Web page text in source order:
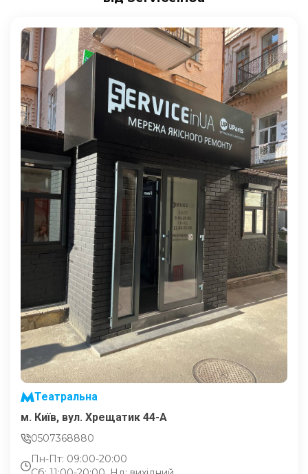
Театральна
м. Київ, вул. Хрещатик 44-A
0507368880
Пн-Пт: 09:00-20:00